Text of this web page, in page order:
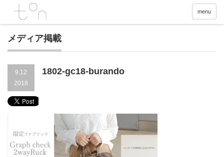
menu
メディア掲載
9.12
2018
1802-gc18-burando